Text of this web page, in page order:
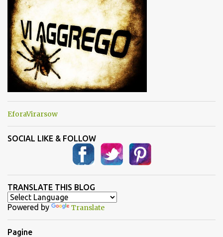
i
EforaVirarsow
SOCIAL LIKE & FOLLOW
TRANSLATE THIS BLOG
Powered by Translate
Pagine